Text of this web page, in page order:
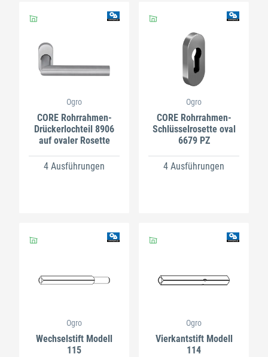
Ogro
CORE Rohrrahmen-
Drückerlochteil 8906
auf ovaler Rosette
4 Ausführungen
Ogro
CORE Rohrrahmen-
Schlüsselrosette oval
6679 PZ
4 Ausführungen
Ogro
Wechselstift Modell
115
Ogro
Vierkantstift Modell
114